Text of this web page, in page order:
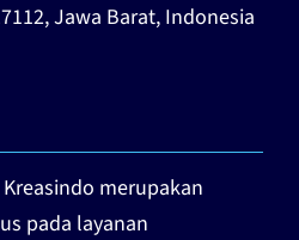
Jawa Barat, Indonesia
merupakan
pada layanan